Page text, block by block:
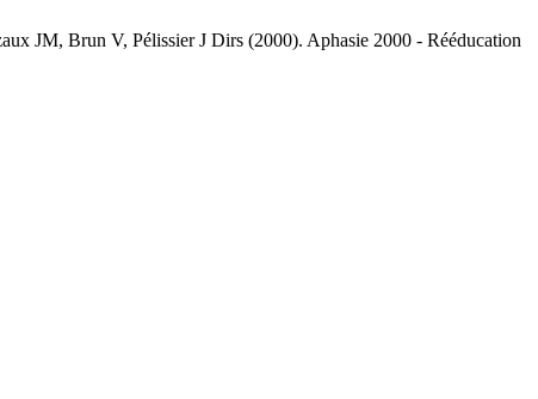
JM, Brun V, Pélissier J Dirs (2000). Aphasie 2000 - Rééducation